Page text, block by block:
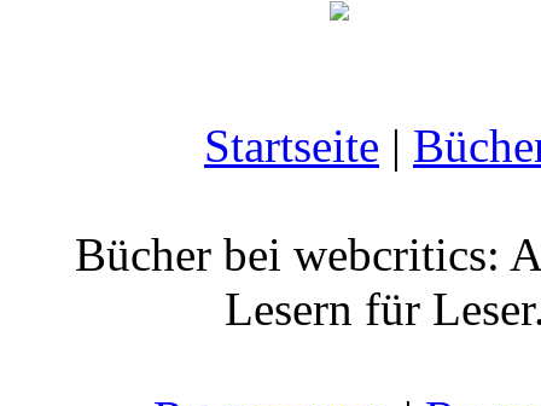
Startseite |
Bücher bei webcritics:
Lesern für